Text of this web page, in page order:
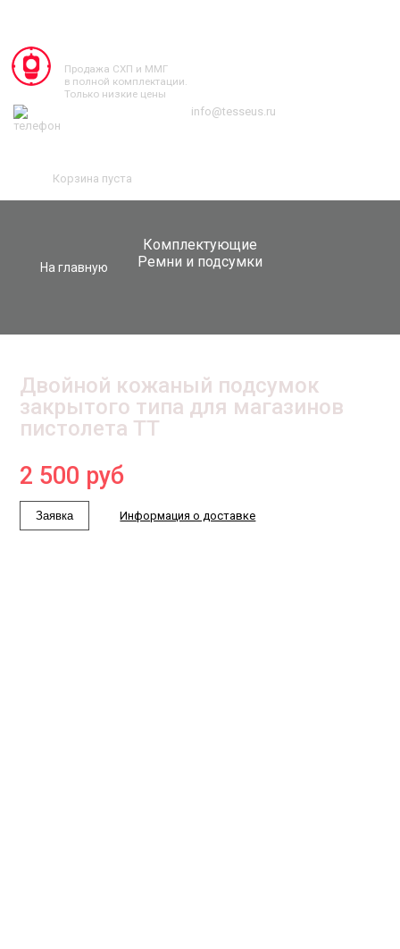
Продажа СХП и ММГ
в полной комплектации.
Только низкие цены
info@tesseus.ru
Корзина пуста
Комплектующие
Ремни и подсумки
На главную
Двойной кожаный подсумок
закрытого типа для магазинов
пистолета ТТ
2 500 руб
Заявка Информация о доставке